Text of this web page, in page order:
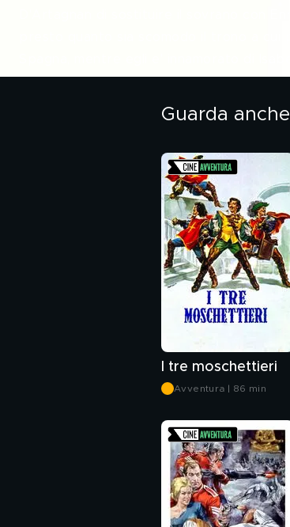
Guarda anche
I tre moschettieri
Avventura | 86 min